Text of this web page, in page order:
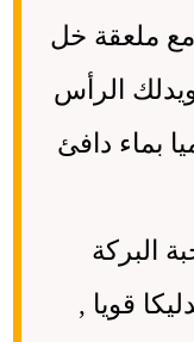
ملعقة خل
الرأس
بماء دافئ
البركة
قويا ,